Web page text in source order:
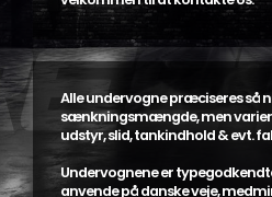
Alle undervogne præciseres så
sænkningsmængde, men
udstyr, slid, tankindhold & evt.
Undervognene er
anvende på danske veje,